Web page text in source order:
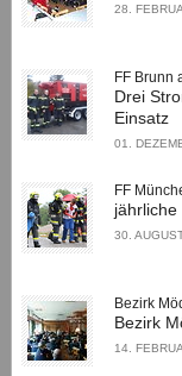
28.
FF Brunn
Drei
Einsatz
01.
FF
30.
Bezirk
Bezirk
14.